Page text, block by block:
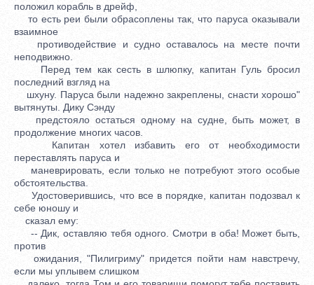
положил корабль в дрейф,
то есть реи были обрасоплены так, что паруса оказывали
взаимное
противодействие и судно оставалось на месте почти
неподвижно.
Перед тем как сесть в шлюпку, капитан Гуль бросил
последний взгляд на
шхуну. Паруса были надежно закреплены, снасти хорошо"
вытянуты. Дику Сэнду
предстояло остаться одному на судне, быть может, в
продолжение многих часов.
Капитан хотел избавить его от необходимости
переставлять паруса и
маневрировать, если только не потребуют этого особые
обстоятельства.
Удостоверившись, что все в порядке, капитан подозвал к
себе юношу и
сказал ему:
-- Дик, оставляю тебя одного. Смотри в оба! Может быть,
против
ожидания, "Пилигриму" придется пойти нам навстречу,
если мы уплывем слишком